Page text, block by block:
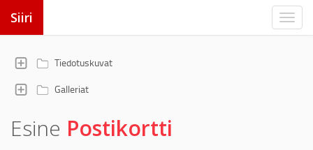
Siiri
Tiedotuskuvat
Galleriat
Esine Postikortti